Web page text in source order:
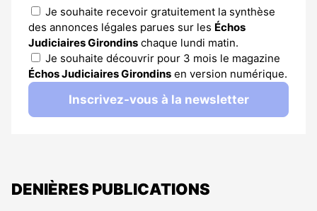
Je souhaite recevoir gratuitement la synthèse
des annonces légales parues sur les Échos
Judiciaires Girondins chaque lundi matin.
Je souhaite découvrir pour 3 mois le magazine
Échos Judiciaires Girondins en version numérique.
Inscrivez-vous à la newsletter
DENIÈRES PUBLICATIONS